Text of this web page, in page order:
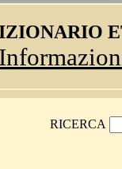
RICERCA